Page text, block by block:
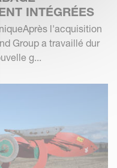
INTÉGRÉES
l'acquisition
Group a travaillé dur
g...